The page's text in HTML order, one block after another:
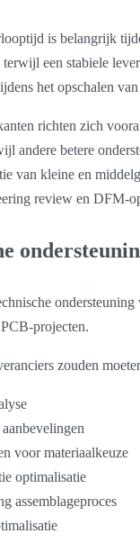
is belangrijk
terwijl een stabiele
het opschalen
richten zich
andere betere
van kleine en
review en DFM-
projecten.
zouden
voor materiaalkeuze
optimalisatie
assemblageproces